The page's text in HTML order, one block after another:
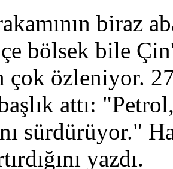
biraz
bölsek bile
çok özleniyor.
attı:
sürdürüyor."
yazdı.